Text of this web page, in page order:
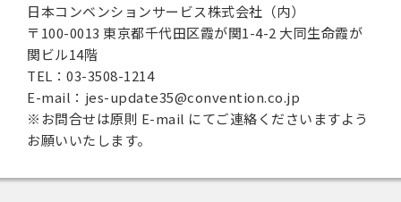
日本コンベンションサービス株式会社（内）
〒100-0013 東京都千代田区霞が関1-4-2 大同生命霞が
関ビル14階
TEL：03-3508-1214
E-mail：jes-update35@convention.co.jp
※お問合せは原則 E-mail にてご連絡くださいますよう
お願いいたします。